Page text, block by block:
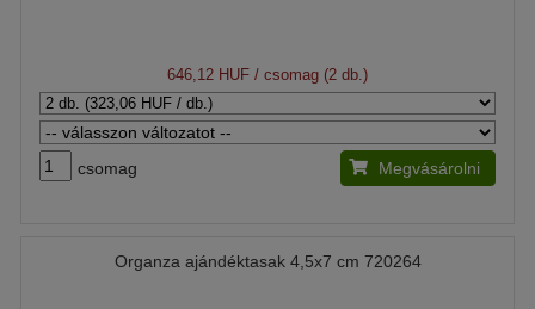
646,12 HUF / csomag (2 db.)
csomag Megvásárolni
Organza ajándéktasak 4,5x7 cm 720264